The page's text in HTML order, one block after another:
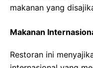
makanan yang
Makanan
Restoran ini